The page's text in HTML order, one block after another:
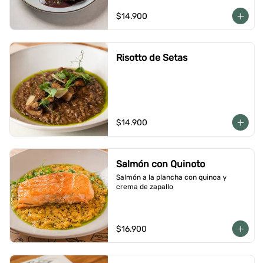
$14.900
Risotto de Setas
$14.900
Salmón con Quinoto
Salmón a la plancha con quinoa y
crema de zapallo
$16.900